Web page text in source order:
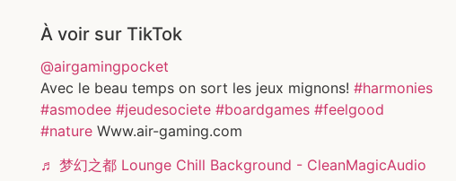
À voir sur TikTok
@airgamingpocket
Avec le beau temps on sort les jeux mignons! #harmonies
#asmodee #jeudesociete #boardgames #feelgood
#natureWww.air-gaming.com
♬ 梦幻之都 Lounge Chill Background - CleanMagicAudio